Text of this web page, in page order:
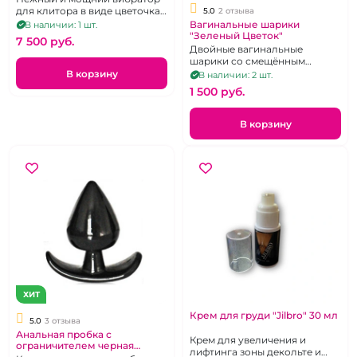
для клитора в виде цветочка
с двумя насадками,
перезаряжаемый,
водонепроницаем.
В наличии: 1 шт.
7 500 pуб.
В корзину
5.0 2 отзыва
Вагинальные шарики
"Зеленый Цветок"
Двойные вагинальные
шарики со смещённым
центром с силиконовым
покрытием.
В наличии: 2 шт.
1 500 pуб.
В корзину
ХИТ
5.0 3 отзыва
Анальная пробка с
ограничителем черная
Крем для груди "Jilbro" 30 мл
Крем для увеличения и
лифтинга зоны декольте и